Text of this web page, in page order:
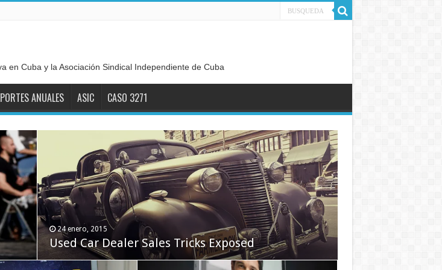
en Cuba y la Asociación Sindical Independiente de Cuba
ANUALES ASIC CASO 3271
24 enero, 2015
Used Car Dealer Sales Tricks Exposed
24 noviembre, 2014
iPhone 6 Plus review